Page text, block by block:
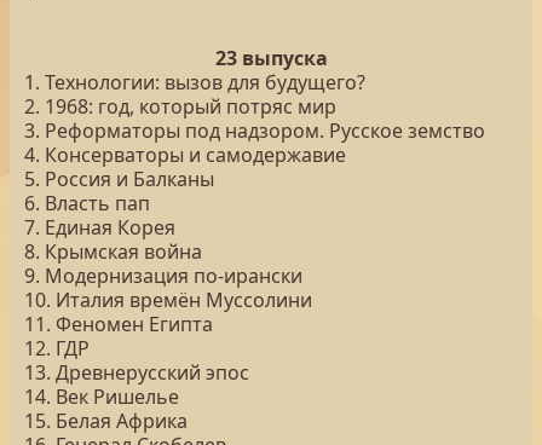
23 выпуска
1. Технологии: вызов для будущего?
2. 1968: год, который потряс мир
3. Реформаторы под надзором. Русское земство
4. Консерваторы и самодержавие
5. Россия и Балканы
6. Власть пап
7. Единая Корея
8. Крымская война
9. Модернизация по-ирански
10. Италия времён Муссолини
11. Феномен Египта
12. ГДР
13. Древнерусский эпос
14. Век Ришелье
15. Белая Африка